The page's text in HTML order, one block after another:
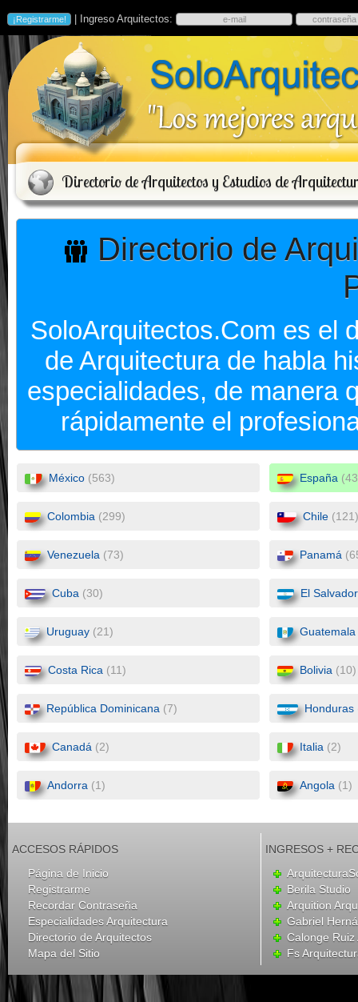
| Ingreso Arquitectos:
Directorio de Arquitectos y Estudios de
Directorio de
SoloArquitectos.Com es el
de Arquitectura de habla
especialidades, de manera
rápidamente el
México (563) España
Colombia (299) Chile (121)
Venezuela (73) Panamá
Cuba (30) El Salvador
Uruguay (21) Guatemala
Costa Rica (11) Bolivia (10)
República Dominicana (7) Honduras
Canadá (2) Italia (2)
Andorra (1) Angola (1)
ACCESOS RÁPIDOS
Página de Inicio
Registrarme
Recordar Contraseña
Especialidades Arquitectura
Directorio de Arquitectos
Mapa del Sitio
INGRESOS +
Berila Studio
Arquition
Gabriel
Calonge Ruiz
Fs